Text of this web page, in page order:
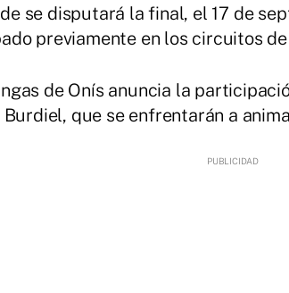
se disputará la final, el 17 de
previamente en los circuitos
de Onís anuncia la
que se enfrentarán a